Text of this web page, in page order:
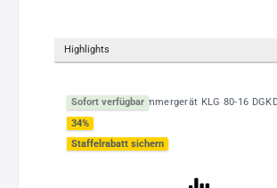
Sofort verfügbar
34%
Staffelrabatt sichern